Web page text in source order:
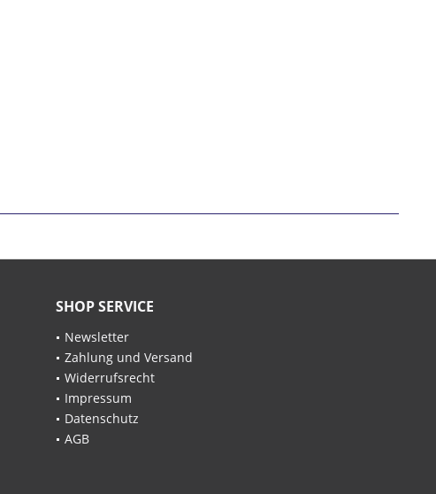
SHOP SERVICE
Newsletter
Zahlung und Versand
Widerrufsrecht
Impressum
Datenschutz
AGB